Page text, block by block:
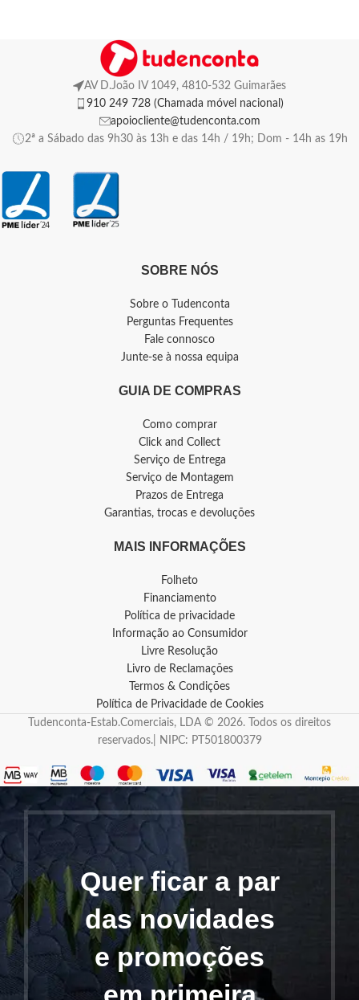
AV D.João IV 1049, 4810-532 Guimarães
910 249 728 (Chamada móvel nacional)
apoiocliente@tudenconta.com
2ª a Sábado das 9h30 às 13h e das 14h / 19h; Dom - 14h as 19h
SOBRE NÓS
Sobre o Tudenconta
Perguntas Frequentes
Fale connosco
Junte-se à nossa equipa
GUIA DE COMPRAS
Como comprar
Click and Collect
Serviço de Entrega
Serviço de Montagem
Prazos de Entrega
Garantias, trocas e devoluções
MAIS INFORMAÇÕES
Folheto
Financiamento
Política de privacidade
Informação ao Consumidor
Livre Resolução
Livro de Reclamações
Termos & Condições
Política de Privacidade de Cookies
Tudenconta-Estab.Comerciais, LDA © 2026. Todos os direitos
reservados.| NIPC: PT501800379
Quer ficar a par
das novidades
e promoções